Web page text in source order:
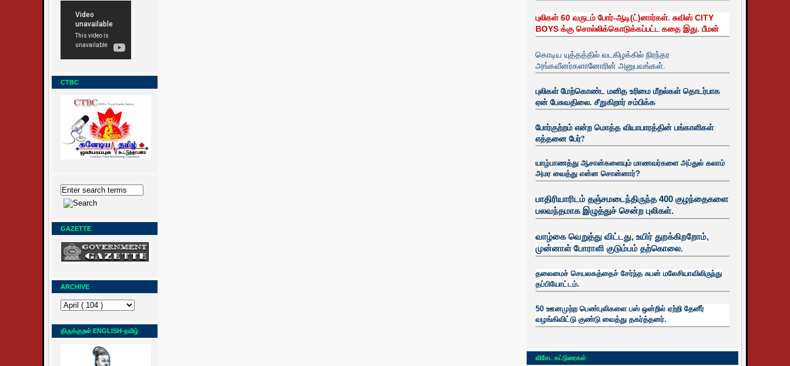
CTBC
GAZETTE
ARCHIVE
திருக்குறள் ENGLISH-தமிழ்
புலிகள் 60 வருடம் போர்-ஆடி(ட்)னார்கள். சுவிஸ் CITY
BOYS க்கு சொல்லிக்கொடுக்கப்பட்ட கதை இது. பீமன்
கொடிய யுத்தத்தில் வடகிழக்கில் நிரந்தர
அங்கவீனர்களானோரின் அனுபவங்கள்.
புலிகள் மேற்கொண்ட மனித உரிமை மீறல்கள் தொடர்பாக
ஏன் பேசுவதிலை. சீறுகிறார் சம்பிக்க
போர்குற்றம் என்ற மொத்த வியாபாரத்தின் பங்காளிகள்
எத்தனை பேர்?
யாழ்பாணத்து ஆசான்களையும் மாணவர்களை அப்துல் கலாம்
அமர வைத்து என்ன சொன்னார்?
பாதிரியாரிடம் தஞ்சமடைந்திருந்த 400 குழந்தைகளை
பலவந்தமாக இழுத்துச் சென்ற புலிகள்.
வாழ்கை வெறுத்து விட்டது, உயிர் துறக்கிறறோம்,
முன்னாள் போராளி குடும்பம் தற்கொலை.
தலைமைச் செயலகத்தைச் சேர்ந்த சுபன் மலேசியாவிலிருந்து
தப்பியோட்டம்.
50 ஊனமுற்ற பெண்புலிகளை பஸ் ஒன்றில் ஏற்றி தேனீர்
வழங்கிவிட்டு குண்டு வைத்து தகர்த்தனர்.
விசேட கட்டுரைகள்